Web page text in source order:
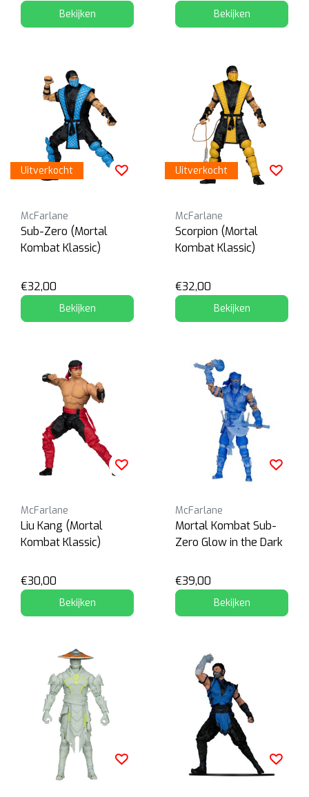
Bekijken Bekijken
Uitverkocht
McFarlane
Sub-Zero (Mortal
Kombat Klassic)
€32,00
Bekijken
Uitverkocht
McFarlane
Scorpion (Mortal
Kombat Klassic)
€32,00
Bekijken
McFarlane
Liu Kang (Mortal
Kombat Klassic)
€30,00
Bekijken
McFarlane
Mortal Kombat Sub-
Zero Glow in the Dark
€39,00
Bekijken